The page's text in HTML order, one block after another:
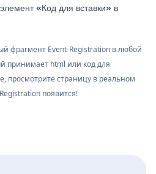
«Код для вставки» в
фрагмент Event-Registration в любой
принимает html или код для
просмотрите страницу в реальном
появится!